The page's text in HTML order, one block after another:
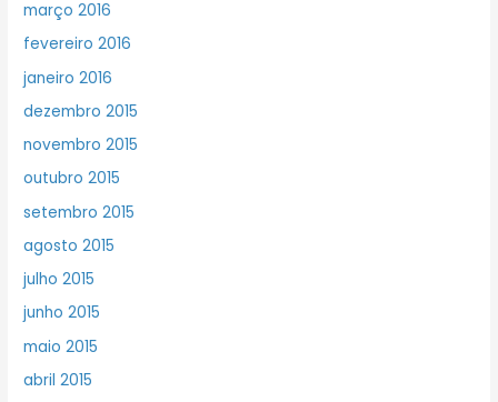
março 2016
fevereiro 2016
janeiro 2016
dezembro 2015
novembro 2015
outubro 2015
setembro 2015
agosto 2015
julho 2015
junho 2015
maio 2015
abril 2015